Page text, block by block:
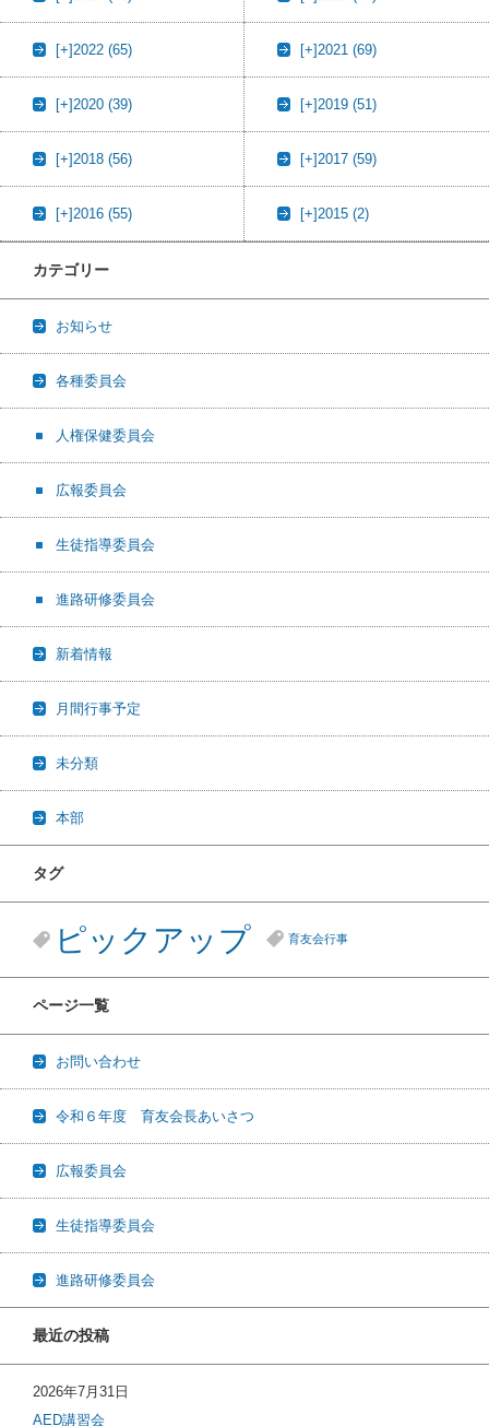
[+] 2022 (65) [+] 2021 (69)
[+] 2020 (39) [+] 2019 (51)
[+] 2018 (56) [+] 2017 (59)
[+] 2016 (55) [+] 2015 (2)
カテゴリー
お知らせ
各種委員会
人権保健委員会
広報委員会
生徒指導委員会
進路研修委員会
新着情報
月間行事予定
未分類
本部
タグ
ピックアップ 育友会行事
ページ一覧
お問い合わせ
令和６年度 育友会長あいさつ
広報委員会
生徒指導委員会
進路研修委員会
最近の投稿
2026年7月31日
AED講習会